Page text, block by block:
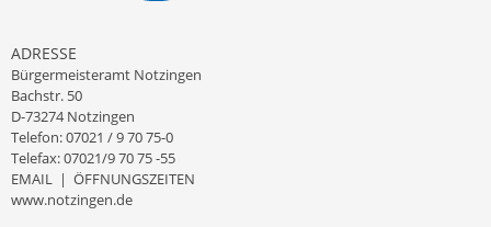
ADRESSE
Bürgermeisteramt Notzingen
Bachstr. 50
D-73274 Notzingen
Telefon: 07021 / 9 70 75-0
Telefax: 07021/9 70 75 -55
EMAIL | ÖFFNUNGSZEITEN
www.notzingen.de